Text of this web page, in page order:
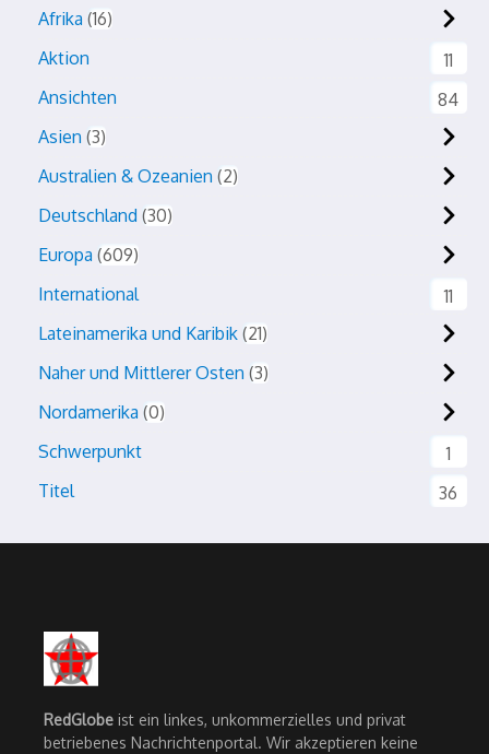
Afrika 16
Aktion
11
Ansichten
84
Asien 3
Australien & Ozeanien 2
Deutschland 30
Europa 609
International
11
Lateinamerika und Karibik 21
Naher und Mittlerer Osten 3
Nordamerika 0
Schwerpunkt
1
Titel
36
RedGlobe ist ein linkes, unkommerzielles und privat
betriebenes Nachrichtenportal. Wir akzeptieren keine